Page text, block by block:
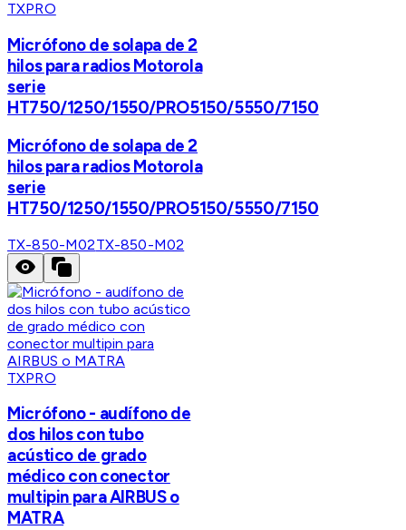
TXPRO
Micrófono de solapa de 2
hilos para radios Motorola
serie
HT750/1250/1550/PRO5150/5550/7150
Micrófono de solapa de 2
hilos para radios Motorola
serie
HT750/1250/1550/PRO5150/5550/7150
TX-850-M02TX-850-M02
TXPRO
Micrófono - audífono de
dos hilos con tubo
acústico de grado
médico con conector
multipin para AIRBUS o
MATRA